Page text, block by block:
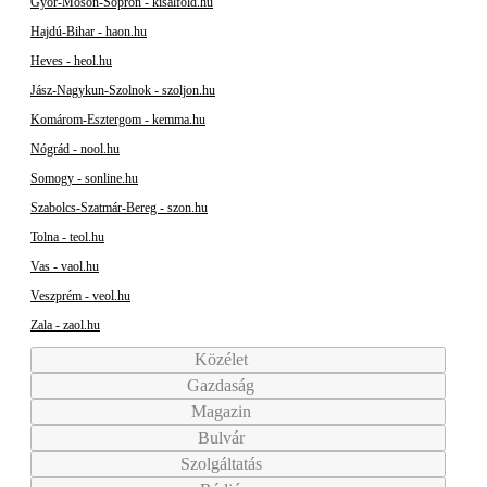
Hajdú-Bihar - haon.hu
Heves - heol.hu
Jász-Nagykun-Szolnok - szoljon.hu
Komárom-Esztergom - kemma.hu
Nógrád - nool.hu
Somogy - sonline.hu
Szabolcs-Szatmár-Bereg - szon.hu
Tolna - teol.hu
Vas - vaol.hu
Veszprém - veol.hu
Zala - zaol.hu
Közélet
Gazdaság
Magazin
Bulvár
Szolgáltatás